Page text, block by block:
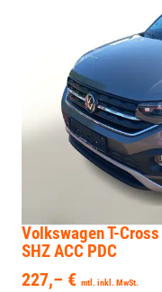
Volkswagen T-Cross
SHZ ACC PDC
227,– € mtl. inkl. MwSt.